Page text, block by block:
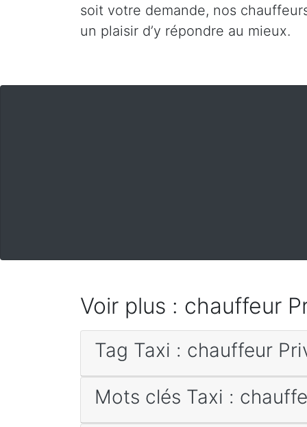
soit votre demande, nos
un plaisir d’y répondre au mieux.
Voir plus : chauffeur
Tag Taxi : chauffeur
Mots clés Taxi :